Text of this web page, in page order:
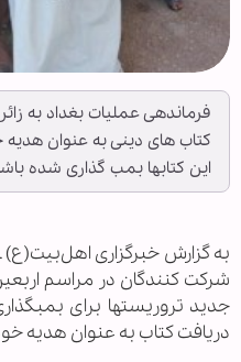
فرماندهی عملیات بغداد به
کتاب های دینی به عنوان
این کتابها بمب گذاری شده
به گزارش خبرگزاری اهل‌بیت(ع)
شرکت کنندگان در مراسم
جدید تروریستها برای
دریافت کتاب به عنوان هدیه